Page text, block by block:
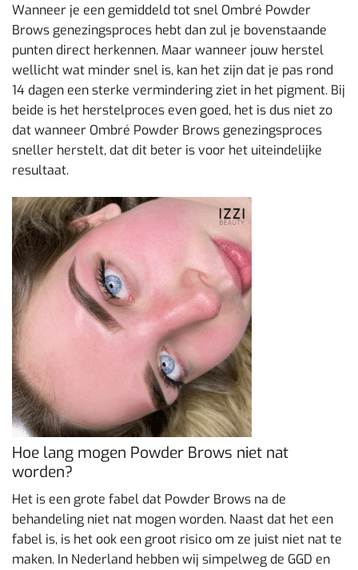
Wanneer je een gemiddeld tot snel Ombré Powder
Brows genezingsproces hebt dan zul je bovenstaande
punten direct herkennen. Maar wanneer jouw herstel
wellicht wat minder snel is, kan het zijn dat je pas rond
14 dagen een sterke vermindering ziet in het pigment. Bij
beide is het herstelproces even goed, het is dus niet zo
dat wanneer Ombré Powder Brows genezingsproces
sneller herstelt, dat dit beter is voor het uiteindelijke
resultaat.
Hoe lang mogen Powder Brows niet nat
worden?
Het is een grote fabel dat Powder Brows na de
behandeling niet nat mogen worden. Naast dat het een
fabel is, is het ook een groot risico om ze juist niet nat te
maken. In Nederland hebben wij simpelweg de GGD en